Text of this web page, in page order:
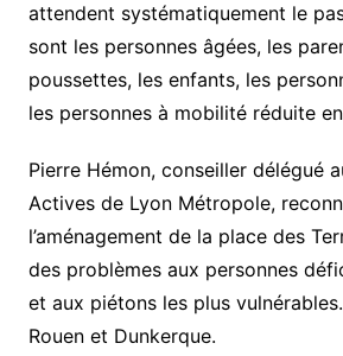
attendent systématiquement le
sont les personnes âgées, les
poussettes, les enfants, les
les personnes à mobilité réduite
Pierre Hémon, conseiller délégué
Actives de Lyon Métropole,
l’aménagement de la place des
des problèmes aux personnes
et aux piétons les plus
Rouen et Dunkerque.